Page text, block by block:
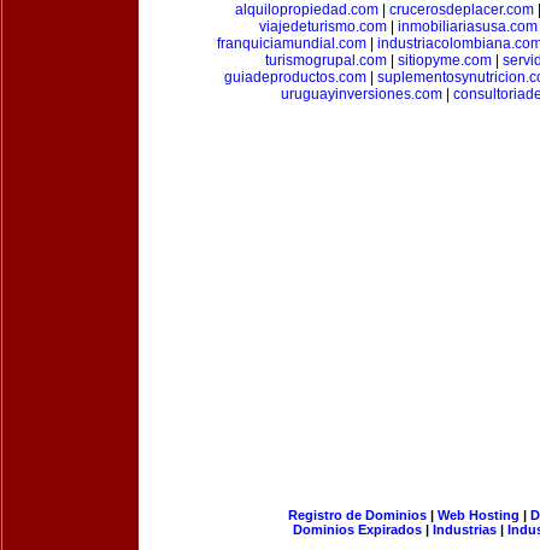
alquilopropiedad.com| crucerosdeplacer.com
viajedeturismo.com| inmobiliariasusa.com
franquiciamundial.com
turismogrupal.com
sitiopyme.com
guiadeproductos.com
uruguayinversiones.com
Registro de Dominios| Web Hosting |
Dominios Expirados | Industrias |